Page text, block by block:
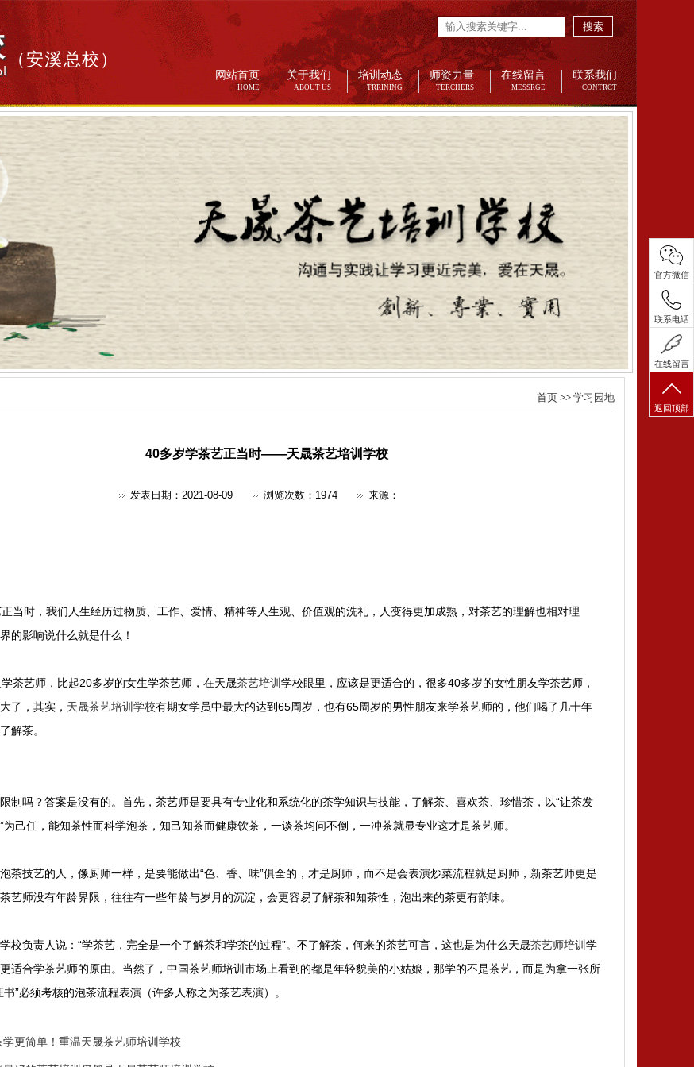
（安溪总校）
网站首页
HOME
关于我们
ABOUT US
培训动态
TRRINING
师资力量
TERCHERS
在线留言
MESSRGE
联系我们
CONTRCT
搜索
首页>> 学习园地
40多岁学茶艺正当时——天晟茶艺培训学校
发表日期：2021-08-09 浏览次数： 1974 来源：
当时，我们人生经历过物质、工作、爱情、精神等人生观、价值观的洗礼，人变得更加成熟，对茶艺的理解也相对理
的影响说什么就是什么！
茶艺师，比起20多岁的女生学茶艺师，在天晟茶艺培训 学校眼里，应该是更适合的，很多40多岁的女性朋友学茶艺师，
了，其实， 天晟茶艺培训学校有期女学员中最大的达到65周岁，也有65周岁的男性朋友来学茶艺师的，他们喝了几十年
解茶。
制吗？答案是没有的。 首先，茶艺师是要具有专业化和系统化的茶学知识与技能，了解茶、喜欢茶、珍惜茶，以“让茶发
为己任，能知茶性而科学泡茶，知己知茶而健康饮茶，一谈茶均问不倒，一冲茶就显专业这才是茶艺师。
茶技艺的人，像厨师一样，是要能做出“色、香、味”俱全的，才是厨师，而不是会表演炒菜流程就是厨师，新茶艺师更是
艺师没有年龄界限，往往有一些年龄与岁月的沉淀，会更容易了解茶和知茶性，泡出来的茶更有韵味。
校负责人说：“学茶艺，完全是一个了解茶和学茶的过程”。不了解茶，何来的茶艺可言，这也是为什么天晟茶艺师培训 学
适合学茶艺师的原由。当然了，中国茶艺师培训市场上看到的都是年轻貌美的小姑娘，那学的不是茶艺，而是为拿一张所
书”必须考核的泡茶流程表演（许多人称之为茶艺表演）。
学更简单！重温天晟茶艺师培训学校
官方微信
联系电话
在线留言
返回顶部